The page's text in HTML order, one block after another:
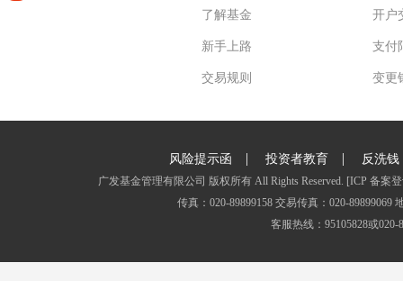
了解基金
新手上路
交易规则
开户
支付
变更
风险提示函 | 投资者教育 | 反洗钱
广发基金管理有限公司 版权所有 All Rights Reserved. [ICP 备案
传真：020-89899158 交易传真：020-
客服热线：95105828或020-